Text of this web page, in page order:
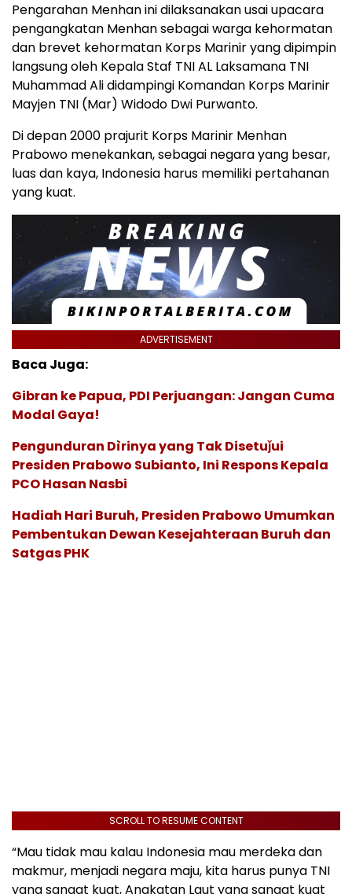
Pengarahan Menhan ini dilaksanakan usai upacara
pengangkatan Menhan sebagai warga kehormatan
dan brevet kehormatan Korps Marinir yang dipimpin
langsung oleh Kepala Staf TNI AL Laksamana TNI
Muhammad Ali didampingi Komandan Korps Marinir
Mayjen TNI (Mar) Widodo Dwi Purwanto.
Di depan 2000 prajurit Korps Marinir Menhan
Prabowo menekankan, sebagai negara yang besar,
luas dan kaya, Indonesia harus memiliki pertahanan
yang kuat.
ADVERTISEMENT
Baca Juga:
Gibran ke Papua, PDI Perjuangan: Jangan Cuma
Modal Gaya!
Pengunduran Dìrinya yang Tak Disetuǰui
Presiden Prabowo Subianto, Ini Respons Kepala
PCO Hasan Nasbi
Hadiah Hari Buruh, Presiden Prabowo Umumkan
Pembentukan Dewan Kesejahteraan Buruh dan
Satgas PHK
SCROLL TO RESUME CONTENT
“Mau tidak mau kalau Indonesia mau merdeka dan
makmur, menjadi negara maju, kita harus punya TNI
yang sangat kuat, Angkatan Laut yang sangat kuat